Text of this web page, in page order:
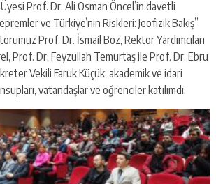
Prof. Dr. Ali Osman Öncel’in davetli
ve Türkiye’nin Riskleri: Jeofizik Bakış”
Prof. Dr. İsmail Boz, Rektör Yardımcıları
Prof. Dr. Feyzullah Temurtaş ile Prof. Dr. Ebru
Vekili Faruk Küçük, akademik ve idari
vatandaşlar ve öğrenciler katılımdı.